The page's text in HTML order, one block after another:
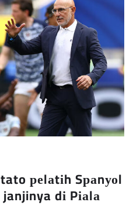
реlаtіh Sраnуоl
dі Pіаlа